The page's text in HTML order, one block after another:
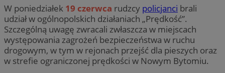
W poniedziałek 19 czerwca rudzcy policjanci brali
udział w ogólnopolskich działaniach „Prędkość”.
Szczególną uwagę zwracali zwłaszcza w miejscach
występowania zagrożeń bezpieczeństwa w ruchu
drogowym, w tym w rejonach przejść dla pieszych oraz
w strefie ograniczonej prędkości w Nowym Bytomiu.